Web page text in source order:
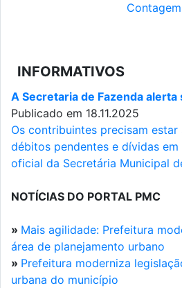
INFORMATIVOS
A Secretaria de Fazenda alerta
Publicado em 18.11.2025
Os contribuintes precisam
débitos pendentes e dívidas
oficial da Secretária Municipal
NOTÍCIAS DO PORTAL PMC
» Mais agilidade: Prefeitura
área de planejamento urbano
» Prefeitura moderniza
urbana do município